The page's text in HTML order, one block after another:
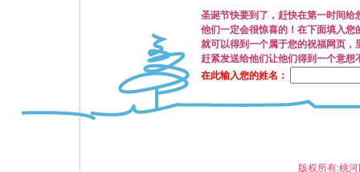
圣诞节快要到了，赶快在第一时间给
他们一定会很惊喜的！在下面填入您
就可以得到一个属于您的祝福网页，
赶紧发送给他们让他们得到一个意想
在此输入您的姓名：
版权所有:桃